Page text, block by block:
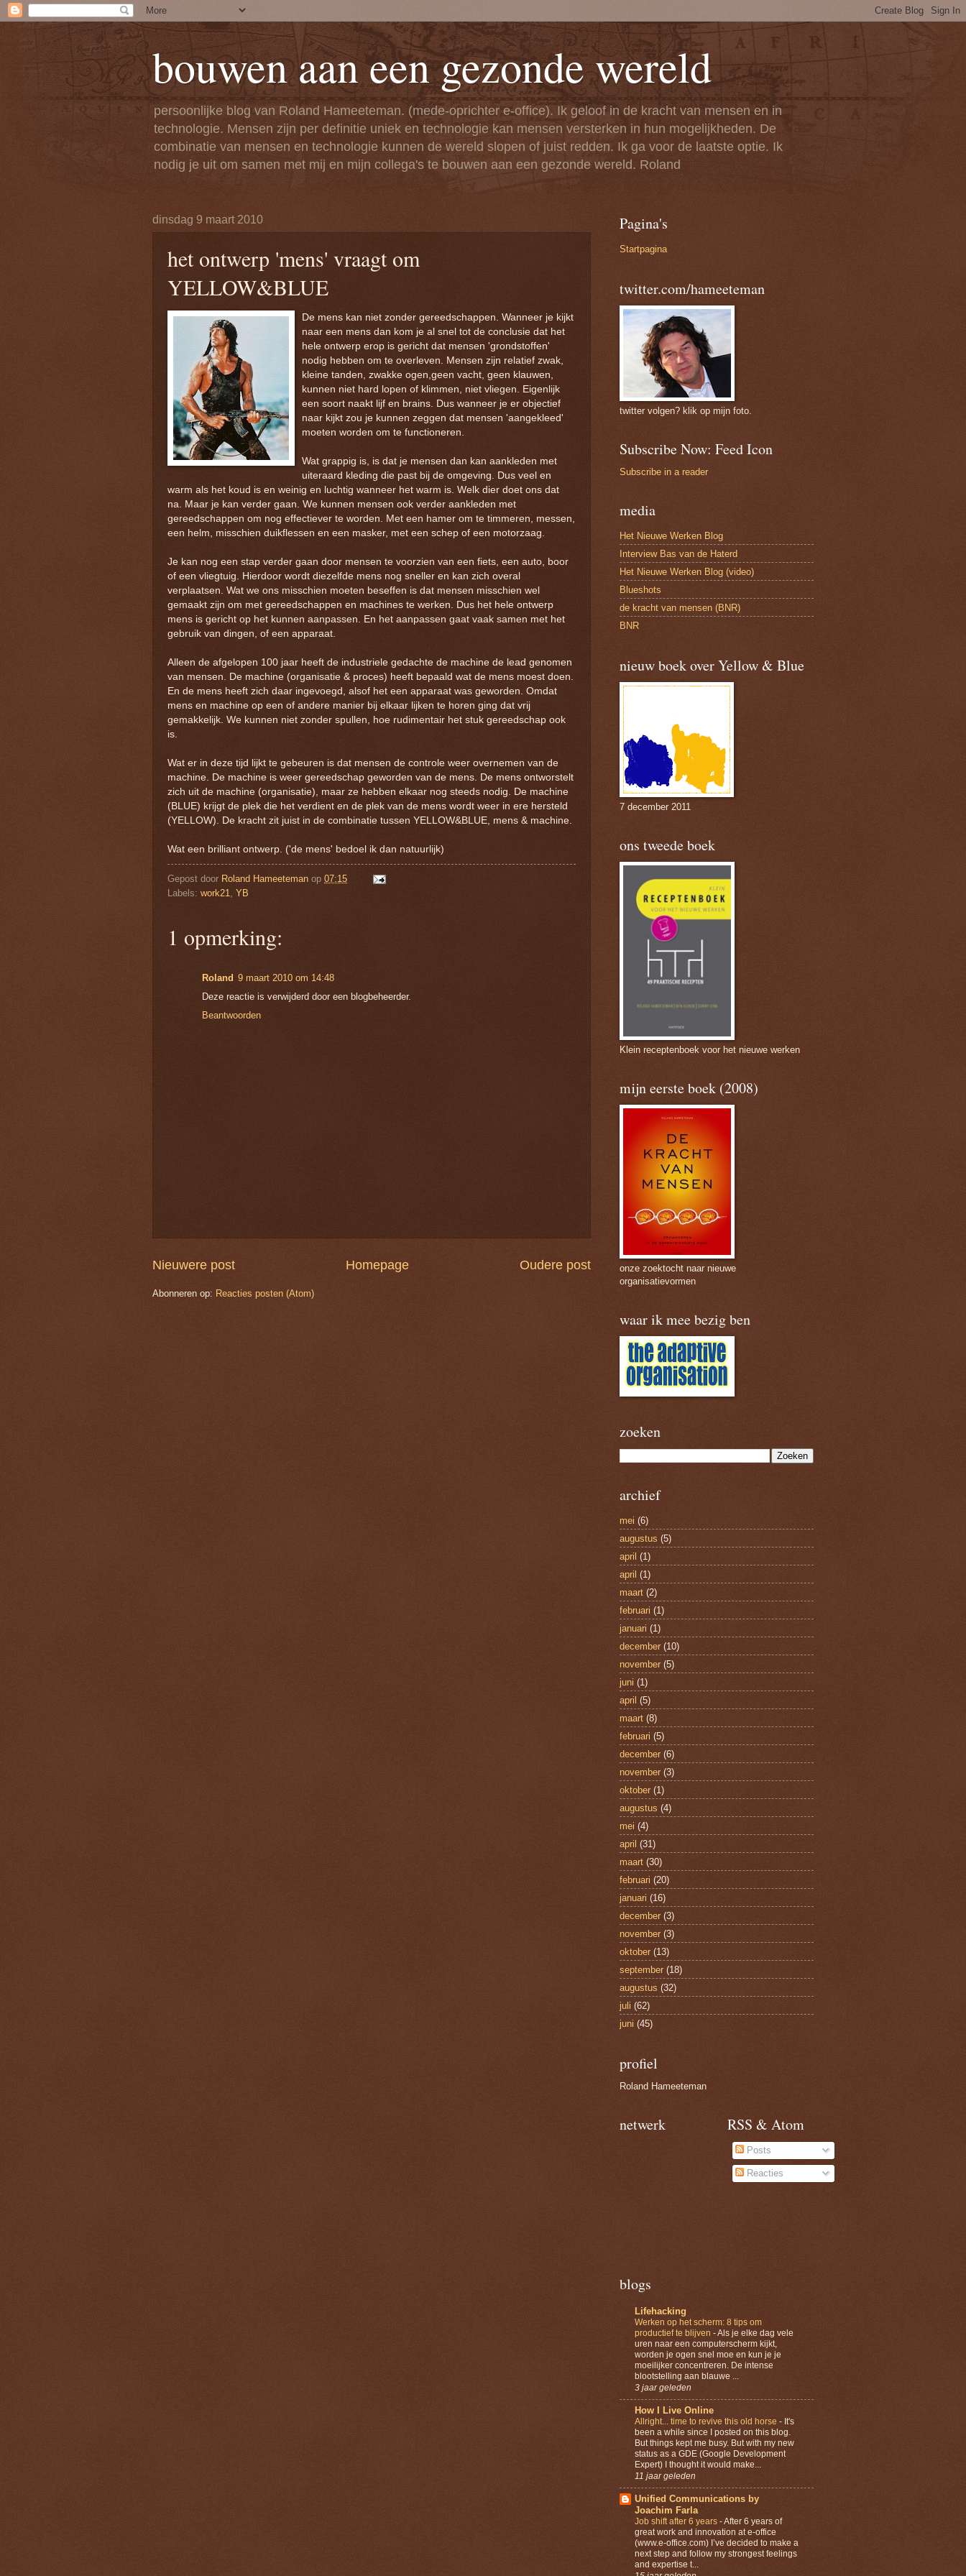
bouwen aan een gezonde wereld
persoonlijke blog van Roland Hameeteman. (mede-oprichter e-office). Ik geloof in de kracht van mensen en in
technologie. Mensen zijn per definitie uniek en technologie kan mensen versterken in hun mogelijkheden. De
combinatie van mensen en technologie kunnen de wereld slopen of juist redden. Ik ga voor de laatste optie. Ik
nodig je uit om samen met mij en mijn collega's te bouwen aan een gezonde wereld. Roland
dinsdag 9 maart 2010
het ontwerp 'mens' vraagt om
YELLOW&BLUE
De mens kan niet zonder gereedschappen. Wanneer je kijkt
naar een mens dan kom je al snel tot de conclusie dat het
hele ontwerp erop is gericht dat mensen 'grondstoffen'
nodig hebben om te overleven. Mensen zijn relatief zwak,
kleine tanden, zwakke ogen,geen vacht, geen klauwen,
kunnen niet hard lopen of klimmen, niet vliegen. Eigenlijk
een soort naakt lijf en brains. Dus wanneer je er objectief
naar kijkt zou je kunnen zeggen dat mensen 'aangekleed'
moeten worden om te functioneren.
Wat grappig is, is dat je mensen dan kan aankleden met
uiteraard kleding die past bij de omgeving. Dus veel en
warm als het koud is en weinig en luchtig wanneer het warm is. Welk dier doet ons dat
na. Maar je kan verder gaan. We kunnen mensen ook verder aankleden met
gereedschappen om nog effectiever te worden. Met een hamer om te timmeren, messen,
een helm, misschien duikflessen en een masker, met een schep of een motorzaag.
Je kan nog een stap verder gaan door mensen te voorzien van een fiets, een auto, boor
of een vliegtuig. Hierdoor wordt diezelfde mens nog sneller en kan zich overal
verplaatsen. Wat we ons misschien moeten beseffen is dat mensen misschien wel
gemaakt zijn om met gereedschappen en machines te werken. Dus het hele ontwerp
mens is gericht op het kunnen aanpassen. En het aanpassen gaat vaak samen met het
gebruik van dingen, of een apparaat.
Alleen de afgelopen 100 jaar heeft de industriele gedachte de machine de lead genomen
van mensen. De machine (organisatie & proces) heeft bepaald wat de mens moest doen.
En de mens heeft zich daar ingevoegd, alsof het een apparaat was geworden. Omdat
mens en machine op een of andere manier bij elkaar lijken te horen ging dat vrij
gemakkelijk. We kunnen niet zonder spullen, hoe rudimentair het stuk gereedschap ook
is.
Wat er in deze tijd lijkt te gebeuren is dat mensen de controle weer overnemen van de
machine. De machine is weer gereedschap geworden van de mens. De mens ontworstelt
zich uit de machine (organisatie), maar ze hebben elkaar nog steeds nodig. De machine
(BLUE) krijgt de plek die het verdient en de plek van de mens wordt weer in ere hersteld
(YELLOW). De kracht zit juist in de combinatie tussen YELLOW&BLUE, mens & machine.
Wat een brilliant ontwerp. ('de mens' bedoel ik dan natuurlijk)
Gepost door Roland Hameeteman op 07:15
Labels: work21 YB
1 opmerking:
Roland 9 maart 2010 om 14:48
Deze reactie is verwijderd door een blogbeheerder.
Beantwoorden
Nieuwere post Oudere post
Homepage
Abonneren op: Reacties posten (Atom)
Pagina's
Startpagina
twitter.com/hameeteman
twitter volgen? klik op mijn foto.
Subscribe Now: Feed Icon
Subscribe in a reader
media
Het Nieuwe Werken Blog
Interview Bas van de Haterd
Het Nieuwe Werken Blog (video)
Blueshots
de kracht van mensen (BNR)
BNR
nieuw boek over Yellow & Blue
7 december 2011
ons tweede boek
Klein receptenboek voor het nieuwe werken
mijn eerste boek (2008)
onze zoektocht naar nieuwe
organisatievormen
waar ik mee bezig ben
zoeken
archief
mei (6)
augustus (5)
april (1)
april (1)
maart (2)
februari (1)
januari (1)
december (10)
november (5)
juni (1)
april (5)
maart (8)
februari (5)
december (6)
november (3)
oktober (1)
augustus (4)
mei (4)
april (31)
maart (30)
februari (20)
januari (16)
december (3)
november (3)
oktober (13)
september (18)
augustus (32)
juli (62)
juni (45)
profiel
Roland Hameeteman
netwerk RSS & Atom
Posts
Reacties
blogs
Lifehacking
Werken op het scherm: 8 tips om
productief te blijven -Als je elke dag vele
uren naar een computerscherm kijkt,
worden je ogen snel moe en kun je je
moeilijker concentreren. De intense
blootstelling aan blauwe ...
3 jaar geleden
How I Live Online
Allright... time to revive this old horse - It's
been a while since I posted on this blog.
But things kept me busy. But with my new
status as a GDE (Google Development
Expert) I thought it would make...
11 jaar geleden
Unified Communications by
Joachim Farla
Job shift after 6 years -After 6 years of
great work and innovation at e-office
(www.e-office.com) I’ve decided to make a
next step and follow my strongest feelings
and expertise t...